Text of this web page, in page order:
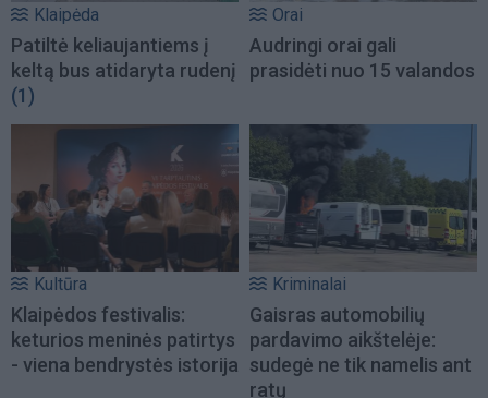
Klaipėda
Patiltė keliaujantiems į
keltą bus atidaryta rudenį
(1)
Orai
Audringi orai gali
prasidėti nuo 15 valandos
Kultūra
Klaipėdos festivalis:
keturios meninės patirtys
- viena bendrystės istorija
Kriminalai
Gaisras automobilių
pardavimo aikštelėje:
sudegė ne tik namelis ant
ratų